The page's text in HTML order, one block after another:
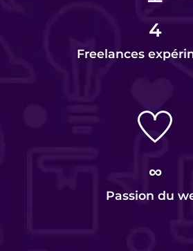
4
Freelances
∞
Passion du